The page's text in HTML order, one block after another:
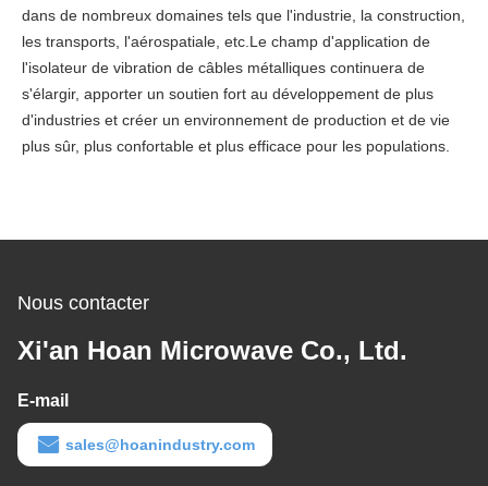
dans de nombreux domaines tels que l'industrie, la construction,
les transports, l'aérospatiale, etc.Le champ d'application de
l'isolateur de vibration de câbles métalliques continuera de
s'élargir, apporter un soutien fort au développement de plus
d'industries et créer un environnement de production et de vie
plus sûr, plus confortable et plus efficace pour les populations.
Nous contacter
Xi'an Hoan Microwave Co., Ltd.
E-mail
sales@hoanindustry.com